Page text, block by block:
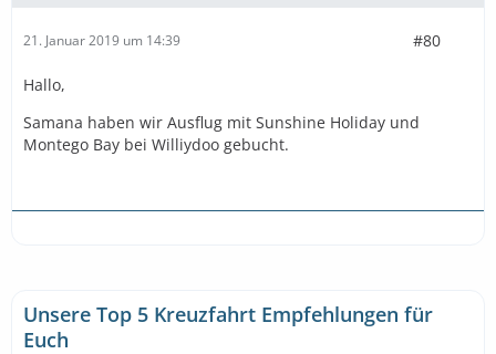
21. Januar 2019 um 14:39 #80
Hallo,
Samana haben wir Ausflug mit Sunshine Holiday und
Montego Bay bei Williydoo gebucht.
Unsere Top 5 Kreuzfahrt Empfehlungen für
Euch